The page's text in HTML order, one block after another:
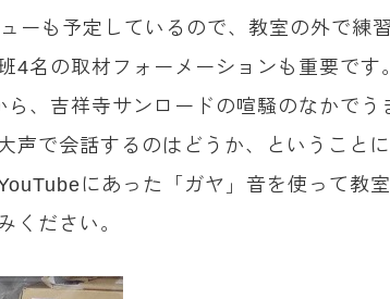
ーも予定しているので、教室の外で練
4名の取材フォーメーションも重要です
、吉祥寺サンロードの喧騒のなかでう
声で会話するのはどうか、ということ
にあった「ガヤ」音を使って教
ください。